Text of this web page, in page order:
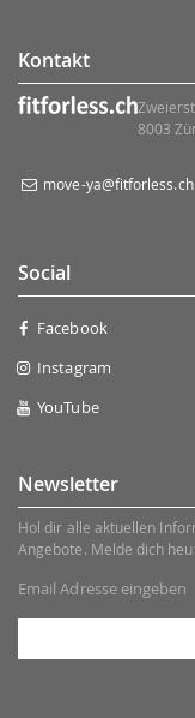
Kontakt
8003
move-ya@fitforless.ch
Social
Facebook
Instagram
YouTube
Newsletter
Hol dir alle aktuellen
Angebote. Melde dich
Email Adresse eingeben